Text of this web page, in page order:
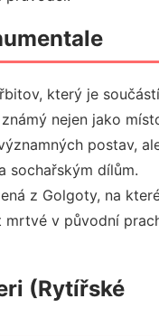
který je součástí
nejen jako
postav,
sochařským dílům.
z Golgoty, na
mrtvé v původní
(Rytířské